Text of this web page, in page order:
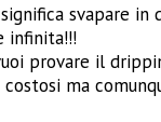
svapare in
infinita!!!
provare il
ma